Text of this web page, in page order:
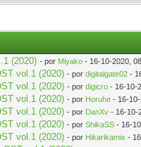
(2020) - por Miyako - 16-10-2020,
vol.1 (2020) - pordigitalgate02 -
vol.1 (2020) - pordigicro - 16-10-
vol.1 (2020) - por Horuhe - 16-
vol.1 (2020) - por DanXv - 16-10-
vol.1 (2020) - porShikaSS - 16-
vol.1 (2020) - por Hikarikamix -